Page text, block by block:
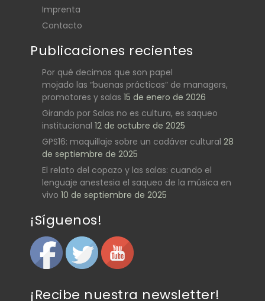
Imprenta
Contacto
Publicaciones recientes
Por qué decimos que son papel
mojado las “buenas prácticas” de managers,
promotores y salas 15 de enero de 2026
Girando por Salas no es cultura, es saqueo
institucional 12 de octubre de 2025
GPS16: maquillaje sobre un cadáver cultural 28
de septiembre de 2025
El relato del copazo y las salas: cuando el
lenguaje anestesia el saqueo de la música en
vivo 10 de septiembre de 2025
¡Síguenos!
¡Recibe nuestra newsletter!